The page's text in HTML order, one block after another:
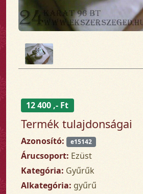
12 400 ,- Ft
Termék tulajdonságai
Azonosító: e15142
Árucsoport: Ezüst
Kategória: Gyűrűk
Alkategória: gyűrű